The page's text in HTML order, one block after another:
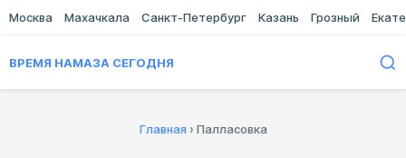
Москва Махачкала Санкт-Петербург Казань Грозный
ВРЕМЯ НАМАЗА СЕГОДНЯ
Главная › Палласовка